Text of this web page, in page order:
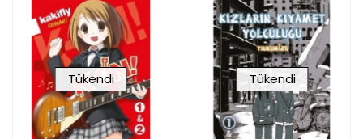
Tükendi Tükendi